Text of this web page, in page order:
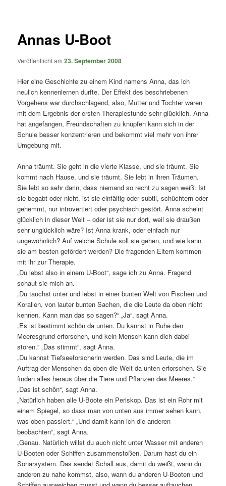
Annas U-Boot
Veröffentlicht am23. September 2008
Hier eine Geschichte zu einem Kind namens Anna, das ich
neulich kennenlernen durfte. Der Effekt des beschriebenen
Vorgehens war durchschlagend, also, Mutter und Tochter waren
mit dem Ergebnis der ersten Therapiestunde sehr glücklich. Anna
hat angefangen, Freundschaften zu knüpfen kann sich in der
Schule besser konzentrieren und bekommt viel mehr von ihrer
Umgebung mit.
Anna träumt. Sie geht in die vierte Klasse, und sie träumt. Sie
kommt nach Hause, und sie träumt. Sie lebt in ihren Träumen.
Sie lebt so sehr darin, dass niemand so recht zu sagen weiß: Ist
sie begabt oder nicht, ist sie einfältig oder subtil, schüchtern oder
gehemmt, nur introvertiert oder psychisch gestört. Anna scheint
glücklich in dieser Welt – oder ist sie nur dort, weil sie draußen
sehr unglücklich wäre? Ist Anna krank, oder einfach nur
ungewöhnlich? Auf welche Schule soll sie gehen, und wie kann
sie am besten gefördert werden? Die fragenden Eltern kommen
mit ihr zur Therapie.
„Du lebst also in einem U-Boot“, sage ich zu Anna. Fragend
schaut sie mich an.
„Du tauchst unter und lebst in einer bunten Welt von Fischen und
Korallen, von lauter bunten Sachen, die die Leute da oben nicht
kennen. Kann man das so sagen?“ „Ja“, sagt Anna.
„Es ist bestimmt schön da unten. Du kannst in Ruhe den
Meeresgrund erforschen, und kein Mensch kann dich dabei
stören.“ „Das stimmt“, sagt Anna.
„Du kannst Tiefseeforscherin werden. Das sind Leute, die im
Auftrag der Menschen da oben die Welt da unten erforschen. Sie
finden alles heraus über die Tiere und Pflanzen des Meeres.“
„Das ist schön“, sagt Anna.
„Natürlich haben alle U-Boote ein Periskop. Das ist ein Rohr mit
einem Spiegel, so dass man von unten aus immer sehen kann,
was oben passiert.“ „Und damit kann ich die anderen
beobachten“, sagt Anna.
„Genau. Natürlich willst du auch nicht unter Wasser mit anderen
U-Booten oder Schiffen zusammenstoßen. Darum hast du ein
Sonarsystem. Das sendet Schall aus, damit du weißt, wann du
anderen zu nahe kommst, also, wann du anderen U-Booten und